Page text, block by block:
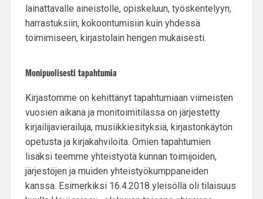
lainattavalle aineistolle, opiskeluun, työskentelyyn,
harrastuksiin, kokoontumisiin kuin yhdessä
toimimiseen, kirjastolain hengen mukaisesti.
Monipuolisesti tapahtumia
Kirjastomme on kehittänyt tapahtumiaan viimeisten
vuosien aikana ja monitoimitilassa on järjestetty
kirjailijavierailuja, musiikkiesityksiä, kirjastonkäytön
opetusta ja kirjakahviloita. Omien tapahtumien
lisäksi teemme yhteistyötä kunnan toimijoiden,
järjestöjen ja muiden yhteistyökumppaneiden
kanssa. Esimerkiksi 16.4.2018 yleisöllä oli tilaisuus